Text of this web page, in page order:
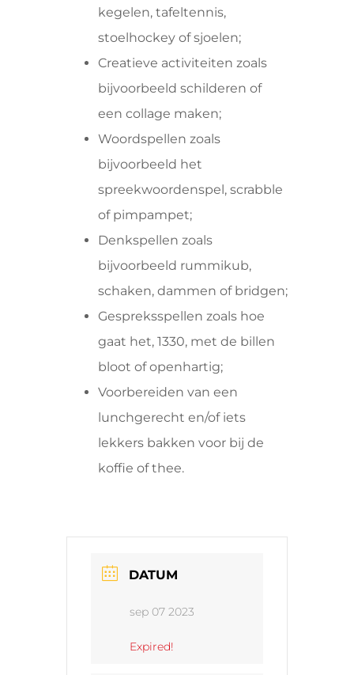
kegelen, tafeltennis,
stoelhockey of sjoelen;
Creatieve activiteiten zoals
bijvoorbeeld schilderen of
een collage maken;
Woordspellen zoals
bijvoorbeeld het
spreekwoordenspel, scrabble
of pimpampet;
Denkspellen zoals
bijvoorbeeld rummikub,
schaken, dammen of bridgen;
Gespreksspellen zoals hoe
gaat het, 1330, met de billen
bloot of openhartig;
Voorbereiden van een
lunchgerecht en/of iets
lekkers bakken voor bij de
koffie of thee.
DATUM
sep 07 2023
Expired!